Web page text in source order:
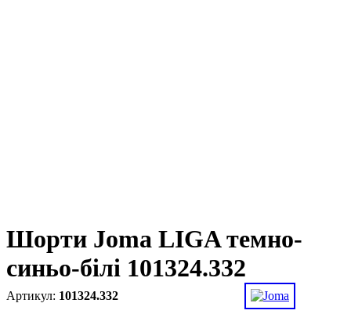
Шорти Joma LIGA темно-
синьо-білі 101324.332
101324.332